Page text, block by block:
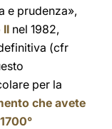
e prudenza»,
II nel 1982,
(cfr
per la
che avete